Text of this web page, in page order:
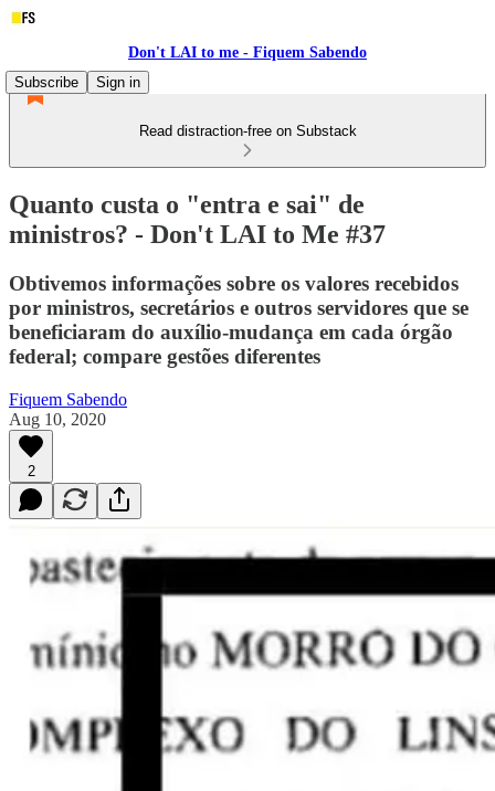
Don't LAI to me - Fiquem Sabendo
Subscribe
Sign in
Read distraction-free on Substack
Quanto custa o "entra e sai" de
ministros? - Don't LAI to Me #37
Obtivemos informações sobre os valores recebidos
por ministros, secretários e outros servidores que se
beneficiaram do auxílio-mudança em cada órgão
federal; compare gestões diferentes
Fiquem Sabendo
Aug 10, 2020
2